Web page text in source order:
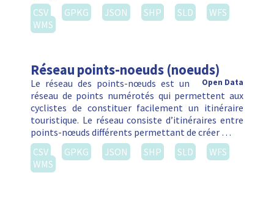
CSV
GPKG JSON SHP SLD
WFS
WMS
Réseau points-noeuds (noeuds)
Open Data
Le réseau des points-nœuds est un
réseau de points numérotés qui permettent aux
cyclistes de constituer facilement un itinéraire
touristique. Le réseau consiste d’itinéraires entre
points-nœuds différents permettant de créer …
CSV
GPKG JSON SHP SLD
WFS
WMS